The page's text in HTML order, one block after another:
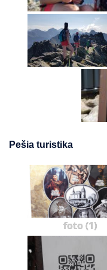
Pešia turistika
foto (1)